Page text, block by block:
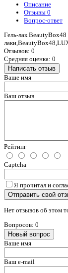
Описание
Отзывы 0
Вопрос-ответ
Гель-лак
Отзывов: 0
Средняя оценка: 0
Написать отзыв
Ваше имя
Ваш отзыв
Рейтинг
Captcha
Я прочитал и
Отправить свой
Нет отзывов об этом
Вопросов: 0
Новый вопрос
Ваше имя
Ваш e-mail